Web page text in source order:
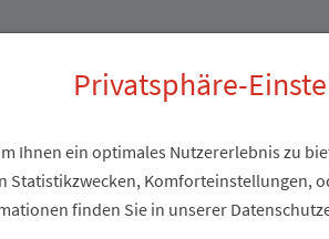
Privatsphäre-
Ihnen ein optimales Nutzererlebnis zu
Statistikzwecken, Komforteinstellungen,
finden Sie in unserer